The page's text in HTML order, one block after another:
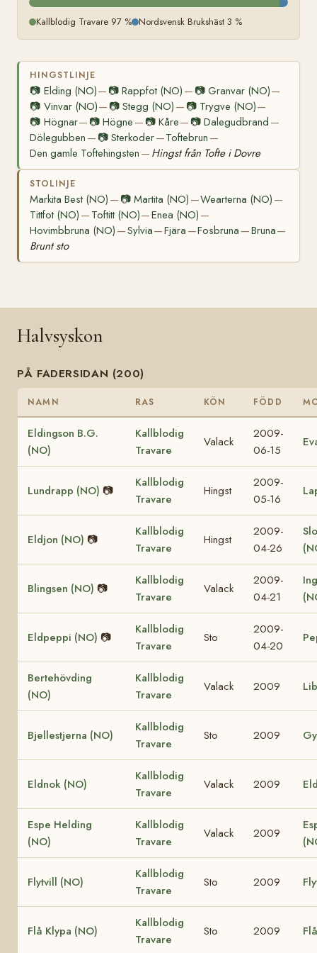
Kallblodig Travare 97 % Nordsvensk Brukshäst 3 %
HINGSTLINJE
📷 Elding (NO)— 📷Rappfot (NO) — 📷 Granvar (NO)—
📷 Vinvar (NO)— 📷Stegg (NO) — 📷 Trygve (NO)—
📷 Högnar— 📷Högne — 📷 Kåre— 📷 Dalegudbrand —
Dölegubben — 📷Sterkoder—Toftebrun —
Den gamle Toftehingsten — Hingst från Tofte i Dovre
STOLINJE
Markita Best (NO) — 📷Martita (NO) —Wearterna (NO) —
Tittfot (NO) — Toftitt (NO)—Enea (NO) —
Hovimbbruna (NO) —Sylvia—Fjära —Fosbruna —Bruna—
Brunt sto
Halvsyskon
PÅ FADERSIDAN (200)
NAMN RAS KÖN FÖDD
Eldingson B.G.
(NO)
Kallblodig
Travare
Valack
2009-
06-15
Lundrapp (NO) 📷
Kallblodig
Travare
Hingst
2009-
05-16
Eldjon (NO) 📷
Kallblodig
Travare
Hingst
2009-
04-26
Blingsen (NO) 📷
Kallblodig
Travare
Valack
2009-
04-21
Eldpeppi (NO) 📷
Kallblodig
Travare
Sto
2009-
04-20
Bertehövding
(NO)
Kallblodig
Travare
Valack 2009
Bjellestjerna (NO)
Kallblodig
Travare
Sto 2009
Eldnok (NO)
Kallblodig
Travare
Valack 2009
Espe Helding
(NO)
Kallblodig
Travare
Valack 2009
Flytvill (NO)
Kallblodig
Travare
Sto 2009
Flå Klypa (NO)
Kallblodig
Travare
Sto 2009